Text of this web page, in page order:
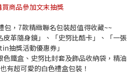
買商品參加文末抽獎
包，7款精緻聯名包裝超值得收藏~~
皮革隨身鏡」、「史努比酷卡」、「一張
抽獎活動優惠券」
鐵盒、史努比封套及飾品收納袋，精油
有超可愛的白色禮盒包裝！